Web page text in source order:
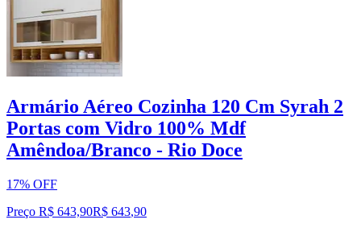
Armário Aéreo Cozinha 120 Cm Syrah 2
Portas com Vidro 100% Mdf
Amêndoa/Branco - Rio Doce
17% OFF
Preço R$ 643,90R$ 643,90